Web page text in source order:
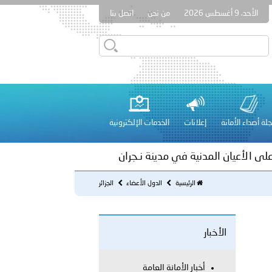
الأحد، 9 أغسطس 2026 من نحن اتصل بنا
أصداء الأمانة إعلانات الخدمات الإلكترونية
تنظم حملة للتبرع بالدم في منطقة الظفرة تعزيزا للمسؤولية
الأعيان المدنية في مدينة نـجران
عشر للمسؤولين عن الأمن السياحي 2026.
الرئيسية الدول الأعضاء الجزائر
الأخبار
أخبار الأمانة العامة